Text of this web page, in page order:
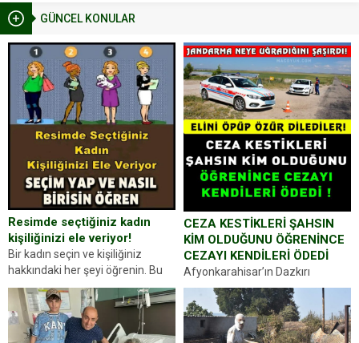
GÜNCEL KONULAR
Resimde seçtiğiniz kadın
kişiliğinizi ele veriyor!
Bir kadın seçin ve kişiliğiniz
hakkındaki her şeyi öğrenin. Bu
kez karşınıza oldukça farklı bir
kişilik testiyle çıkıyoruz. Resimde
gördüğünüz kadın figürlerinden
dikkatinizi en...
CEZA KESTİKLERİ ŞAHSIN
KİM OLDUĞUNU ÖĞRENİNCE
CEZAYI KENDİLERİ ÖDEDİ
Afyonkarahisar’ın Dazkırı
ilçesinde trafik uygulaması
yapan jandarma ekipleri
durdurdukları bir otomobilin
sürücüsünden ehliyet ve ruhsat